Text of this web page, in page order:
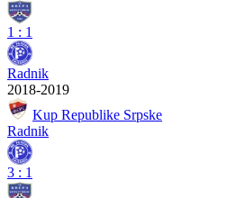
1 : 1
Radnik
2018-2019
Kup Republike Srpske
Radnik
3 : 1